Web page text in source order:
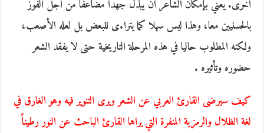
أخرى. يعني بإمكان الشاعر أن يبذل جهدا مضاعفا من أجل الفوز
بالحسنيين معا، وهذا ليس سهلا كما يتراءى للبعض بل لعله الأصعب،
ولكنه المطلوب حاليا في هذه المرحلة التاريخية حتى لا يفقد الشعر
حضوره وتأثيره .
كيف سيرضى القارئ العربي عن الشعر ويرى التنوير فيه وهو الغارق في
لغة الظلال والرمزية المنفرة التي يراها القارئ الباحث عن النور رطيناً